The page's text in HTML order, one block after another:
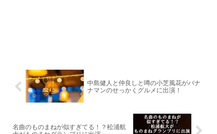
中島健人と仲良しと噂の小芝風花がバナ
ナマンのせっかくグルメに出演！
名曲のものまねが似すぎてる！？松浦航